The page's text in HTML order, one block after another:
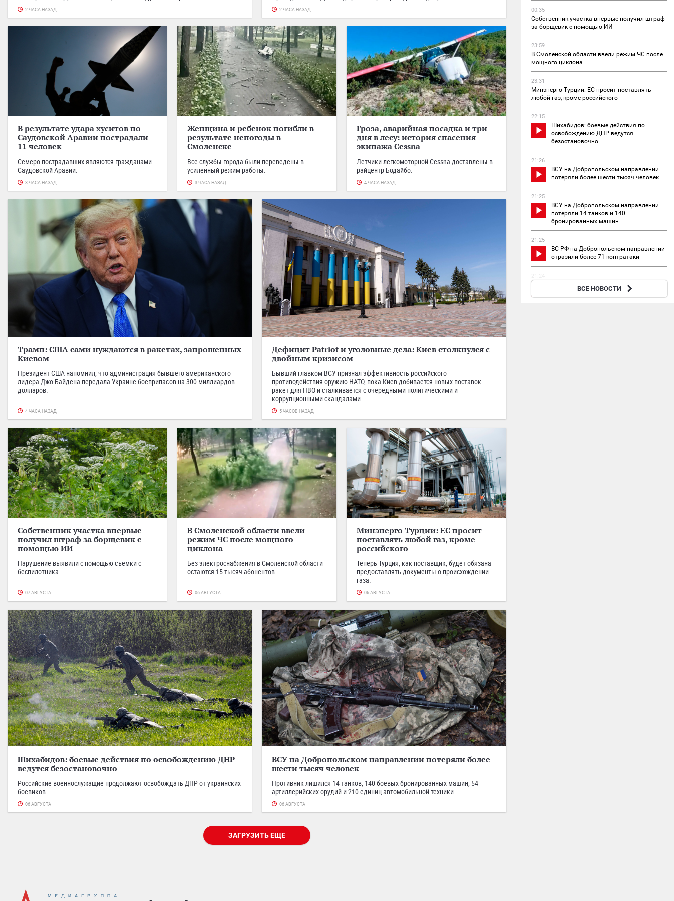
2 ЧАСА НАЗАД 2 ЧАСА НАЗАД
В результате удара хуситов по
Саудовской Аравии пострадали
11 человек
Семеро пострадавших являются гражданами
Саудовской Аравии.
3 ЧАСА НАЗАД
Женщина и ребенок погибли в
результате непогоды в
Смоленске
Все службы города были переведены в
усиленный режим работы.
3 ЧАСА НАЗАД
Гроза, аварийная посадка и три
дня в лесу: история спасения
экипажа Cessna
Летчики легкомоторной Cessna доставлены в
райцентр Бодайбо.
4 ЧАСА НАЗАД
Трамп: США сами нуждаются в ракетах, запрошенных
Киевом
Президент США напомнил, что администрация бывшего американского
лидера Джо Байдена передала Украине боеприпасов на 300 миллиардов
долларов.
4 ЧАСА НАЗАД
Дефицит Patriot и уголовные дела: Киев столкнулся с
двойным кризисом
Бывший главком ВСУ признал эффективность российского
противодействия оружию НАТО, пока Киев добивается новых поставок
ракет для ПВО и сталкивается с очередными политическими и
коррупционными скандалами.
5 ЧАСОВ НАЗАД
Собственник участка впервые
получил штраф за борщевик с
помощью ИИ
Нарушение выявили с помощью съемки с
беспилотника.
07 АВГУСТА
В Смоленской области ввели
режим ЧС после мощного
циклона
Без электроснабжения в Смоленской области
остаются 15 тысяч абонентов.
06 АВГУСТА
Минэнерго Турции: ЕС просит
поставлять любой газ, кроме
российского
Теперь Турция, как поставщик, будет обязана
предоставлять документы о происхождении
газа.
06 АВГУСТА
Шихабидов: боевые действия по освобождению ДНР
ведутся безостановочно
Российские военнослужащие продолжают освобождать ДНР от украинских
боевиков.
06 АВГУСТА
ВСУ на Добропольском направлении потеряли более
шести тысяч человек
Противник лишился 14 танков, 140 боевых бронированных машин, 54
артиллерийских орудий и 210 единиц автомобильной техники.
06 АВГУСТА
ЗАГРУЗИТЬ ЕЩЕ
00:35
Собственник участка впервые получил штраф
за борщевик с помощью ИИ
23:59
В Смоленской области ввели режим ЧС после
мощного циклона
23:31
Минэнерго Турции: ЕС просит поставлять
любой газ, кроме российского
22:15
Шихабидов: боевые действия по
освобождению ДНР ведутся
безостановочно
21:26
ВСУ на Добропольском направлении
потеряли более шести тысяч человек
21:25
ВСУ на Добропольском направлении
потеряли 14 танков и 140
бронированных машин
21:25
ВС РФ на Добропольском направлении
отразили более 71 контратаки
Путин поблагодарил 76-ю дивизию ВДВ
за эффективные действия
ВСЕ НОВОСТИ